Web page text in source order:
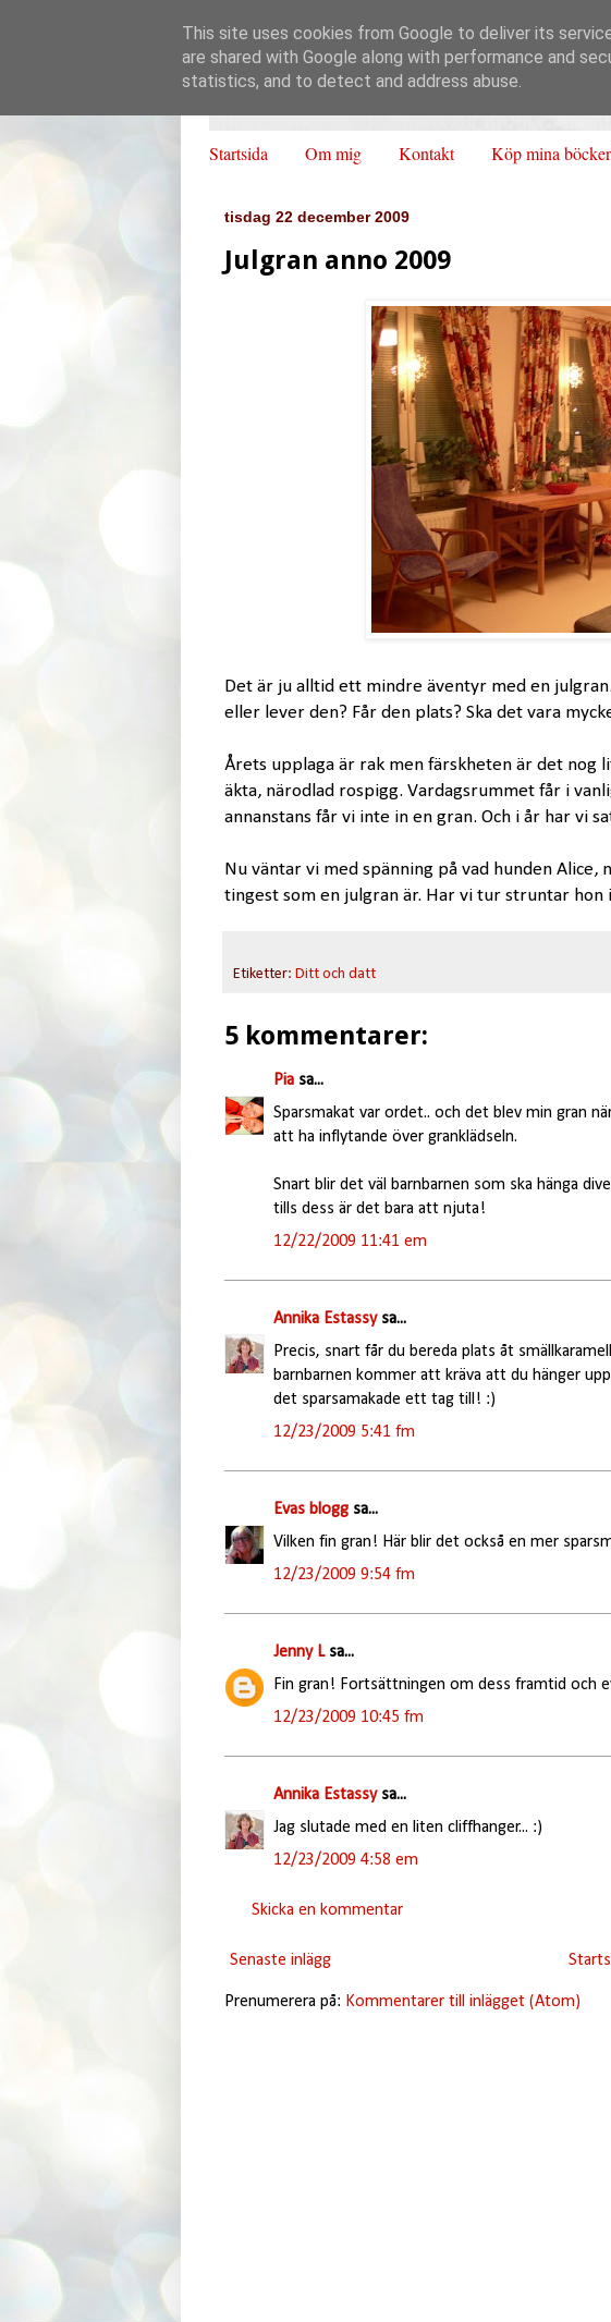
Startsida Om mig Kontakt Köp mina
tisdag 22 december 2009
Julgran anno 2009
Det är ju alltid ett mindre äventyr med en
eller lever den? Får den plats? Ska det vara
Årets upplaga är rak men färskheten är det nog
äkta, närodlad rospigg. Vardagsrummet får i
annanstans får vi inte in en gran. Och i år har vi
Nu väntar vi med spänning på vad hunden Alice,
tingest som en julgran är. Har vi tur struntar hon
Etiketter: Ditt och datt
5 kommentarer:
Piasa...
Sparsmakat var ordet.. och det blev min gran
att ha inflytande över granklädseln.
Snart blir det väl barnbarnen som ska hänga
tills dess är det bara att njuta!
12/22/2009 11:41 em
Annika Estassysa...
Precis, snart får du bereda plats åt
barnbarnen kommer att kräva att du hänger
det sparsamakade ett tag till! :)
12/23/2009 5:41 fm
Evas bloggsa...
Vilken fin gran! Här blir det också en mer
12/23/2009 9:54 fm
Jenny Lsa...
Fin gran! Fortsättningen om dess framtid och
12/23/2009 10:45 fm
Annika Estassysa...
Jag slutade med en liten cliffhanger... :)
12/23/2009 4:58 em
Skicka en kommentar
Senaste inlägg
Prenumerera på: Kommentarer till inlägget (Atom)
This site uses cookies from Google to deliver its
are shared with Google along with performance and
statistics, and to detect and address abuse.